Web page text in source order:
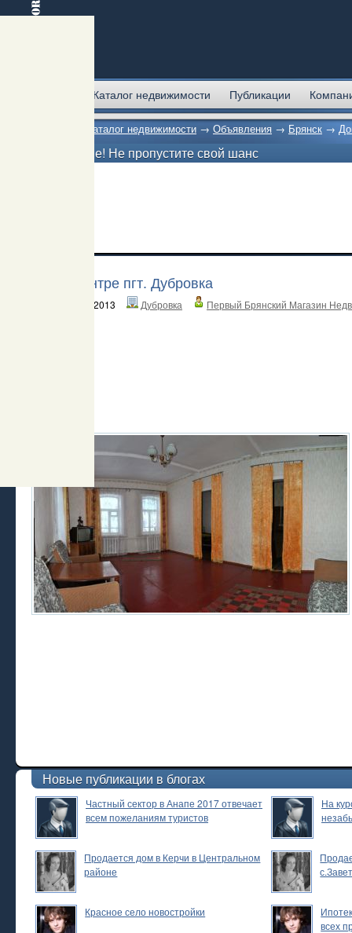
Каталог недвижимости Публикации
Каталог недвижимости → Объявления → Брянск →
Внимание! Не пропустите свой шанс
Дом в центре пгт. Дубровка
14 января 2013 Дубровка Первый Брянский Магазин
Новые публикации в блогах
Частный сектор в Анапе 2017 отвечает
всем пожеланиям туристов
На
Продается дом в Керчи в Центральном
районе
Красное село новостройки
всех